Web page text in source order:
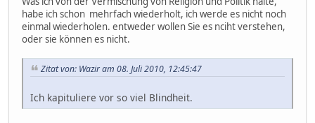
habe ich schon mehrfach wiederholt, ich werde es nicht noch
einmal wiederholen. entweder wollen Sie es nciht verstehen,
oder sie können es nicht.
Zitat von: Wazir am 08. Juli 2010, 12:45:47
Ich kapituliere vor so viel Blindheit.